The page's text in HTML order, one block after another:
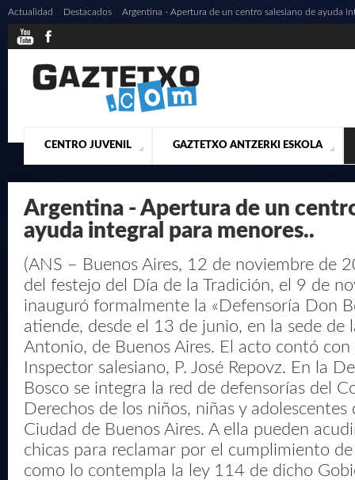
CENTRO JUVENIL
¿QUIENES SOMOS? ACTUALIDAD CONTACTO
GAZTETXO ANTZERKI ESKOLA
PRESENTACIÓN MUSICALES
Actualidad Destacados Argentina - Apertura de un centro salesiano de ayuda
Argentina - Apertura de un
ayuda integral para menores..
(ANS – Buenos Aires, 12 de noviembre de
del festejo del Día de la Tradición, el 9 de
inauguró formalmente la «Defensoría Don
atiende, desde el 13 de junio, en la sede de
Antonio, de Buenos Aires. El acto contó con
Inspector salesiano, P. José Repovz. En la
Bosco se integra la red de defensorías del
Derechos de los niños, niñas y
Ciudad de Buenos Aires. A ella pueden
chicas para reclamar por el cumplimiento de
como lo contempla la ley 114 de dicho